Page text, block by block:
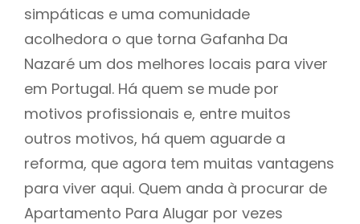
simpáticas e uma comunidade
acolhedora o que torna Gafanha Da
Nazaré um dos melhores locais para viver
em Portugal. Há quem se mude por
motivos profissionais e, entre muitos
outros motivos, há quem aguarde a
reforma, que agora tem muitas vantagens
para viver aqui. Quem anda à procurar de
Apartamento Para Alugar por vezes